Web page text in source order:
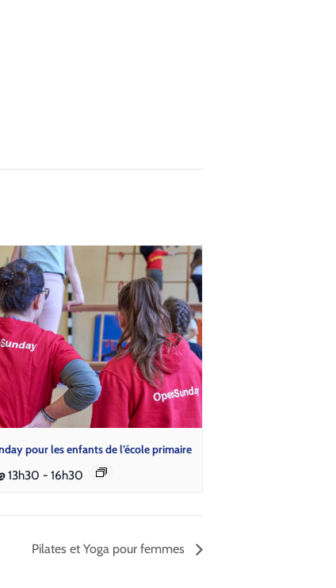
pour les enfants de l’é­cole pri­maire
13h30 - 16h30
Pilates et Yoga pour femmes